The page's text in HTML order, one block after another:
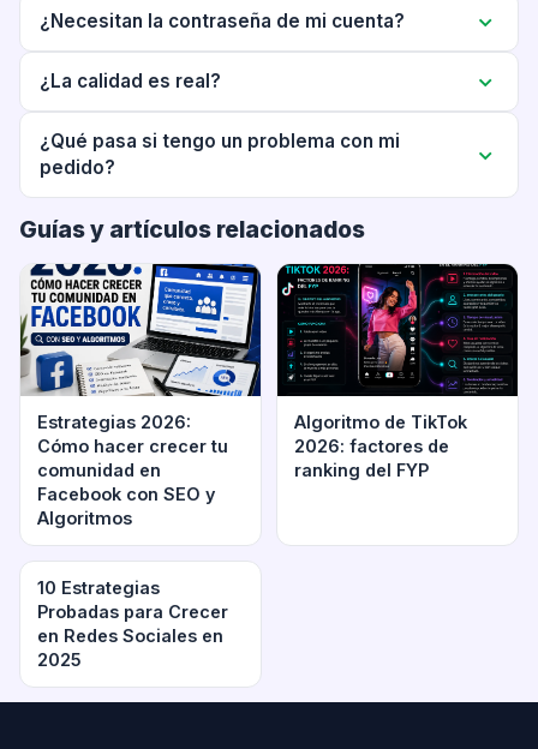
¿Necesitan la contraseña de mi cuenta?
¿La calidad es real?
¿Qué pasa si tengo un problema con mi
pedido?
Guías y artículos relacionados
Estrategias 2026:
Cómo hacer crecer tu
comunidad en
Facebook con SEO y
Algoritmos
Algoritmo de TikTok
2026: factores de
ranking del FYP
10 Estrategias
Probadas para Crecer
en Redes Sociales en
2025